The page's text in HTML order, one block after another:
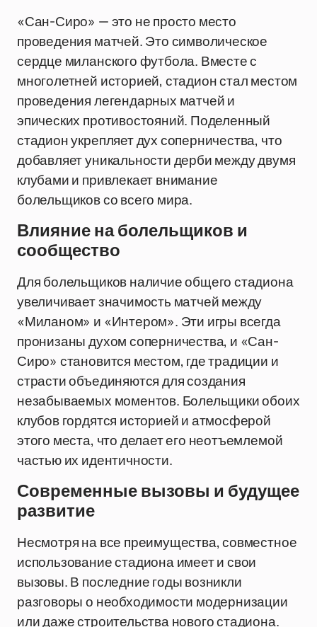
«Сан-Сиро» — это не просто место
проведения матчей. Это символическое
сердце миланского футбола. Вместе с
многолетней историей, стадион стал местом
проведения легендарных матчей и
эпических противостояний. Поделенный
стадион укрепляет дух соперничества, что
добавляет уникальности дерби между двумя
клубами и привлекает внимание
болельщиков со всего мира.
Влияние на болельщиков и
сообщество
Для болельщиков наличие общего стадиона
увеличивает значимость матчей между
«Миланом» и «Интером». Эти игры всегда
пронизаны духом соперничества, и «Сан-
Сиро» становится местом, где традиции и
страсти объединяются для создания
незабываемых моментов. Болельщики обоих
клубов гордятся историей и атмосферой
этого места, что делает его неотъемлемой
частью их идентичности.
Современные вызовы и будущее
развитие
Несмотря на все преимущества, совместное
использование стадиона имеет и свои
вызовы. В последние годы возникли
разговоры о необходимости модернизации
или даже строительства нового стадиона.